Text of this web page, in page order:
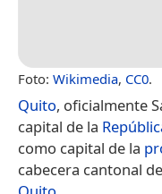
Foto: Wikimedia, CC0.
Quito, oficialmente
capital de la
como capital de la
cabecera cantonal